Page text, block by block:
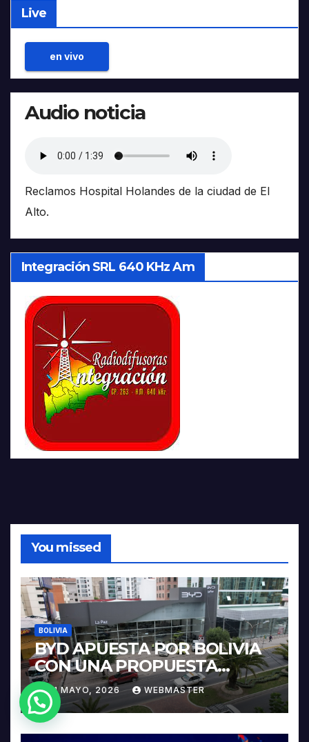
Live
en vivo
Audio noticia
Reclamos Hospital Holandes de la ciudad de El
Alto.
Integración SRL 640 KHz Am
You missed
BOLIVIA
BYD APUESTA POR BOLIVIA
CON UNA PROPUESTA
INTEGRAL PARA IMPULSAR
LA ELECTROMOVILIDAD Y LA
INDUSTRIALIZACIÓN DEL
LITIO
31 MAYO, 2026 WEBMASTER
¿Necesitas Ayuda?